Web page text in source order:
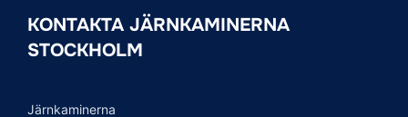
KONTAKTA JÄRNKAMINERNA
STOCKHOLM
Järnkaminerna